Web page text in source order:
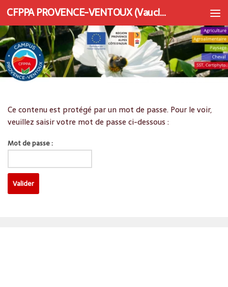
Au dessous du contenu CFPPA PROVENCE-VENTOUX (Vaucluse) | Apprentissage et Formation continue
Ce contenu est protégé par un mot de passe. Pour le voir,
veuillez saisir votre mot de passe ci-dessous :
Mot de passe :